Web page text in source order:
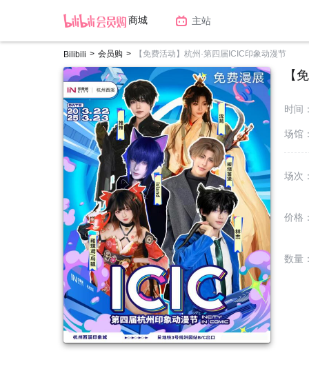
商城 主站
Bilibili > 会员购 > 【免费活动】杭州·第四届ICIC印象动漫节
【
时间
场馆
场次
价格
数量